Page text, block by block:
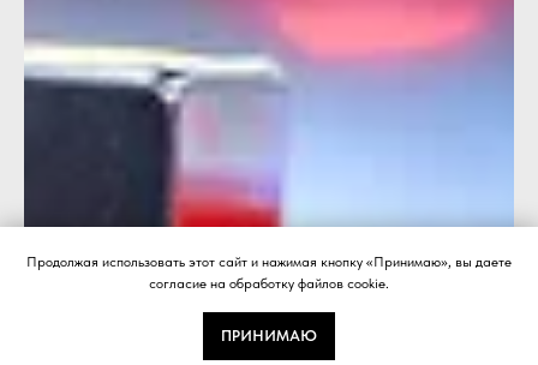
Продолжая использовать этот сайт и нажимая кнопку «Принимаю», вы даете
согласие на обработку файлов cookie.
ПРИНИМАЮ